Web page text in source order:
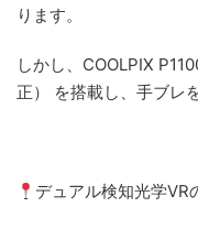
ります。
しかし、COOLPIX
正） を搭載し、手ブレ
デュアル検知光学VR